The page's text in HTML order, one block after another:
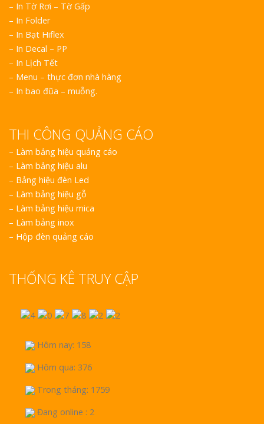
– In Tờ Rơi – Tờ Gấp
– In Folder
– In Bạt Hiflex
– In Decal – PP
– In Lịch Tết
– Menu – thực đơn nhà hàng
– In bao đũa – muỗng.
THI CÔNG QUẢNG CÁO
– Làm bảng hiệu quảng cáo
– Làm bảng hiệu alu
– Bảng hiệu đèn Led
– Làm bảng hiệu gỗ
– Làm bảng hiệu mica
– Làm bảng inox
– Hộp đèn quảng cáo
THỐNG KÊ TRUY CẬP
Hôm nay: 158
Hôm qua: 376
Trong tháng: 1759
Đang online : 2